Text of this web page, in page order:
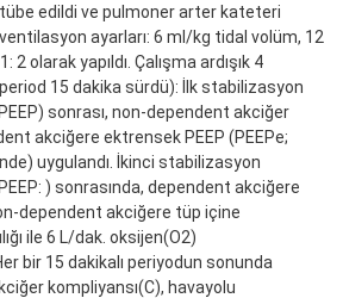
edildi ve pulmoner arter kateteri
ayarları: 6 ml/kg tidal volüm, 12
2 olarak yapıldı. Çalışma ardışık 4
15 dakika sürdü): İlk stabilizasyon
sonrası, non-dependent akciğer
akciğere ektrensek PEEP (PEEPe;
uygulandı. İkinci stabilizasyon
) sonrasında, dependent akciğere
dependent akciğere tüp içine
ile 6 L/dak. oksijen(O2)
bir 15 dakikalı periyodun sonunda
kompliyansı(C), havayolu